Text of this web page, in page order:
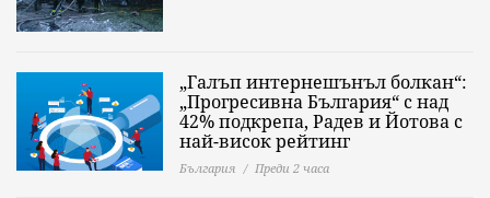
„Галъп интернешънъл болкан“:
„Прогресивна България“ с над
42% подкрепа, Радев и Йотова с
най-висок рейтинг
България Преди 2 часа